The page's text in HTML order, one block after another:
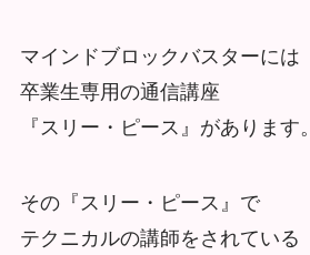
マインドブロックバスターには
卒業生専用の通信講座
『スリー・ピース』があります。
その『スリー・ピース』で
テクニカルの講師をされている